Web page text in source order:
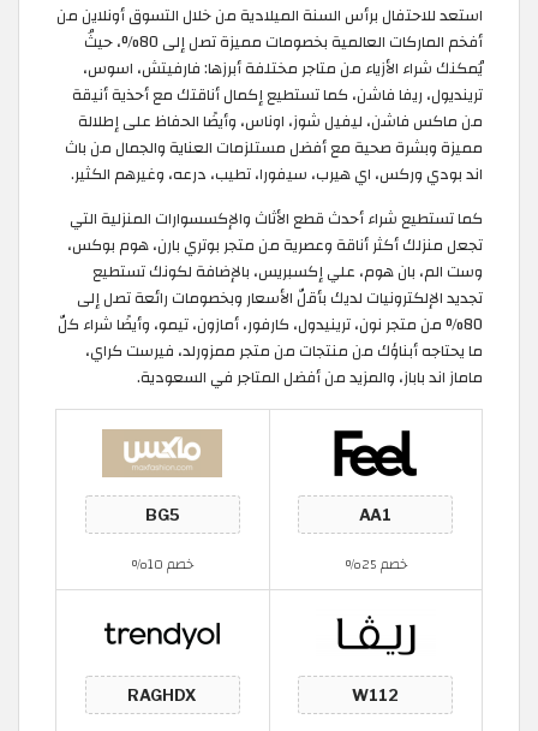
استعد للاحتفال برأس السنة الميلادية من خلال التسوق أونلاين من
أفخم الماركات العالمية بخصومات مميزة تصل إلى 80%، حيثُ
يُمكنك شراء الأزياء من متاجر مختلفة أبرزها: فارفيتش، اسوس،
ترينديول، ريفا فاشن، كما تستطيع إكمال أناقتك مع أحذية أنيقة
من ماكس فاشن، ليفيل شوز، اوناس، وأيضًا الحفاظ على إطلالة
مميزة وبشرة صحية مع أفضل مستلزمات العناية والجمال من باث
اند بودي وركس، اي هيرب، سيفورا، تطيب، درعه، وغيرهم الكثير.
كما تستطيع شراء أحدث قطع الأثاث والإكسسوارات المنزلية التي
تجعل منزلك أكثر أناقة وعصرية من متجر بوتري بارن، هوم بوكس،
وست الم، بان هوم، علي إكسبريس، بالإضافة لكونك تستطيع
تجديد الإلكترونيات لديك بأقلّ الأسعار وبخصومات رائعة تصل إلى
80% من متجر نون، ترينيدول، كارفور، أمازون، تيمو، وأيضًا شراء كلّ
ما يحتاجه أبناؤك من منتجات من متجر ممزورلد، فيرست كراي،
ماماز اند باباز، والمزيد من أفضل المتاجر في السعودية.
خصم 25% خصم 10%